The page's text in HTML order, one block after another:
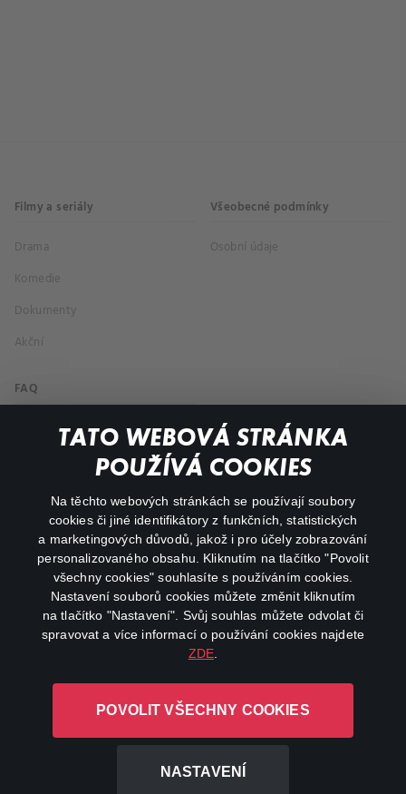
TATO WEBOVÁ STRÁNKA
POUŽÍVÁ COOKIES
Na těchto webových stránkách se používají soubory
cookies či jiné identifikátory z funkčních, statistických
a marketingových důvodů, jakož i pro účely zobrazování
personalizovaného obsahu. Kliknutím na tlačítko "Povolit
všechny cookies" souhlasíte s používáním cookies.
Nastavení souborů cookies můžete změnit kliknutím
na tlačítko "Nastavení". Svůj souhlas můžete odvolat či
spravovat a více informací o používání cookies najdete
ZDE
POVOLIT VŠECHNY COOKIES
NASTAVENÍ
Filmy a seriály
Drama
Komedie
Dokumenty
Akční
Všeobecné podmínky
Osobní údaje
FAQ
Můj účet
Důležité odkazy
facebookinstagram
youtube
L-1246 Luxembourg R.C.S.